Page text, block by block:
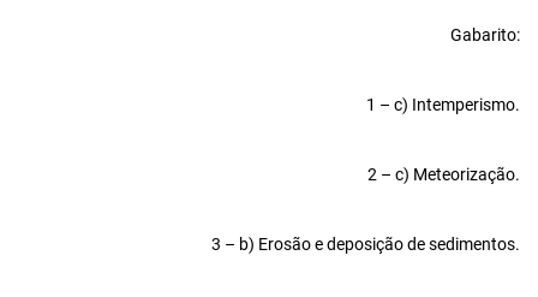
Gabarito:
1 – c) Intemperismo.
2 – c) Meteorização.
3 – b) Erosão e deposição de sedimentos.